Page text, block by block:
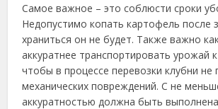
Самое важное – это соблюсти сроки
Недопустимо копать картофель после
храниться он не будет. Также важно
аккуратнее транспортировать урожай
чтобы в процессе перевозки клубни не
механических повреждений. С не
аккуратностью должна быть